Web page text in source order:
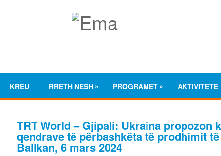
KREU RRETH NESH » PROGRAMET » AKTIVITETE
TRT World – Gjipali: Ukraina propozon
qendrave të përbashkëta të prodhimit
Ballkan, 6 mars 2024